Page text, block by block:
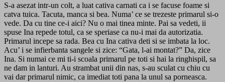
S-a asezat intr-un colt, a luat cativa carnati ca i se facuse foame si
catva tuica. Tacuta, manca si bea. Numa’ ce se trezeste primarul si-o
vede. Da cu tine ce-i aici? Nu o mai tinea minte. Pai sa vedeti, ii
spuse Ina repede totul, ca se speriase ca nu-i mai da autorizatia.
Primarul incepe sa rada. Bea cu Ina cativa deti si se imbata la loc.
Acu’ i se infierbanta sangele si zice: “Gata, l-ai montat?” Da, zice
Ina. Si numai ce mi ti-i scoala primarul pe toti si hai la ringhispil, sa
ne dam in lanturi. Au strambat unii din nas, s-au sculat cu chiu cu
vai dar primarul nimic, ca imediat toti pana la unul sa porneasca.